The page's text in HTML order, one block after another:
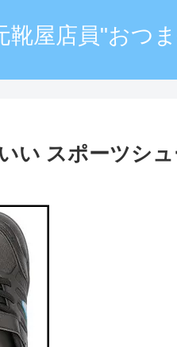
靴屋店員"おつ
い スポーツシ